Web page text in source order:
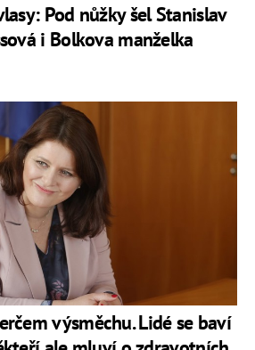
Pod nůžky šel Stanislav
i Bolkova manželka
výsměchu. Lidé se baví